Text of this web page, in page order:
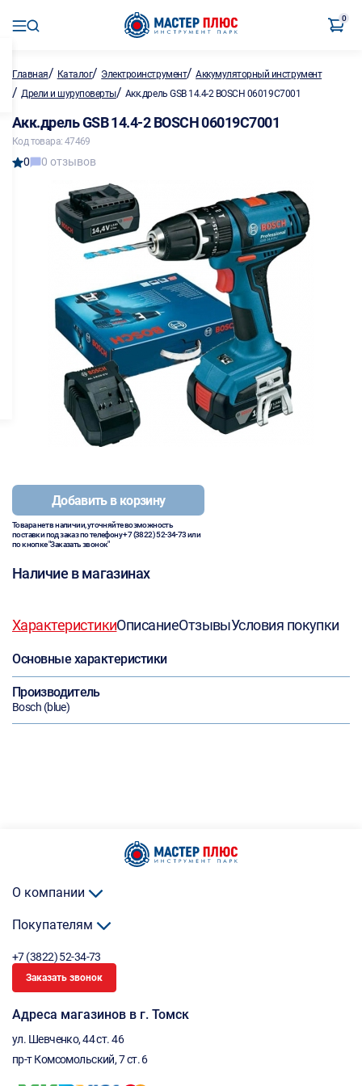
0
Главная/ Каталог/ Электроинструмент/Аккумуляторный инструмент
/ Дрели и шуруповерты/ Акк.дрель GSB 14.4-2 BOSCH 06019C7001
Акк.дрель GSB 14.4-2 BOSCH 06019C7001
Код товара: 47469
0 0 отзывов
Добавить в корзину
Товара нет в наличии, уточняйте возможность
поставки под заказ по телефону+7 (3822) 52-34-73или
по кнопке "Заказать звонок"
Наличие в магазинах
ХарактеристикиОписаниеОтзывыУсловия покупки
Основные характеристики
Производитель
Bosch (blue)
О компании
Покупателям
+7 (3822) 52-34-73
Заказать звонок
Адреса магазинов в г. Томск
ул. Шевченко, 44 ст. 46
пр-т Комсомольский, 7 ст. 6